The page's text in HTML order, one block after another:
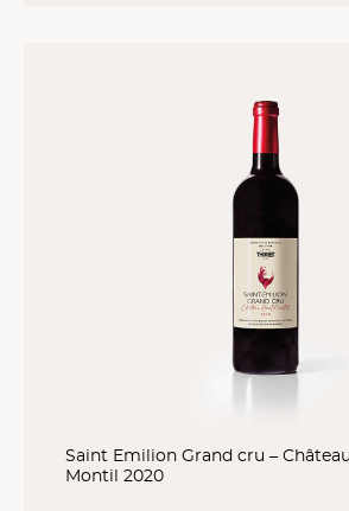
Saint Emilion Grand cru –
Montil 2020